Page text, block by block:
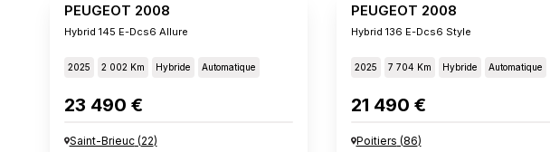
PEUGEOT 2008
Hybrid 145 E-Dcs6 Allure
2025 2 002 Km Hybride Automatique
23 490 €
Saint-Brieuc(22)
PEUGEOT 2008
Hybrid 136 E-Dcs6 Style
2025 7 704 Km Hybride Automatique
21 490 €
Poitiers (86)